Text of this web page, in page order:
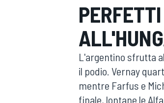
MOTOGP
L'argentino sfrutta
il podio. Vernay
mentre Farfus e
finale, lontane le Alfa